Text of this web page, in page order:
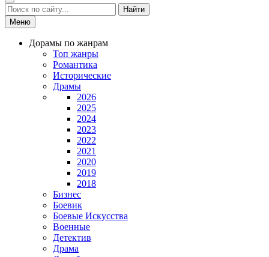
Найти
Меню
Дорамы по жанрам
Топ жанры
Романтика
Исторические
Драмы
2026
2025
2024
2023
2022
2021
2020
2019
2018
Бизнес
Боевик
Боевые Искусства
Военные
Детектив
Драма